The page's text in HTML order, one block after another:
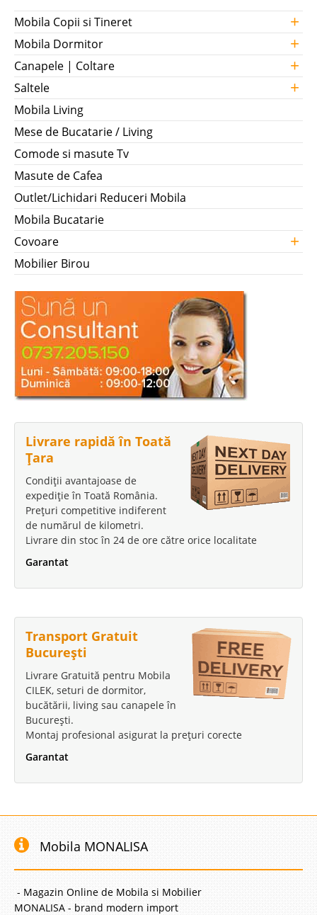
Mobila Copii si Tineret +
Mobila Dormitor +
Canapele | Coltare +
Saltele +
Mobila Living
Mese de Bucatarie / Living
Comode si masute Tv
Masute de Cafea
Outlet/Lichidari Reduceri Mobila
Mobila Bucatarie
Covoare
+
Mobilier Birou
Livrare rapidă în Toată
Țara
Condiții avantajoase de
expediție în Toată România.
Prețuri competitive indiferent
de numărul de kilometri.
Livrare din stoc în 24 de ore către orice localitate
Garantat
Transport Gratuit
București
Livrare Gratuită pentru Mobila
CILEK, seturi de dormitor,
bucătării, living sau canapele în
București.
Montaj profesional asigurat la prețuri corecte
Garantat
Mobila MONALISA
- Magazin Online de Mobila si Mobilier
MONALISA - brand modern import